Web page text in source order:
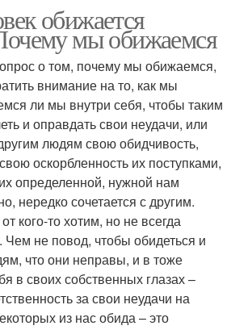
обижается
мы обижаемся
о том, почему мы обижаемся,
внимание на то, как мы
ли мы внутри себя, чтобы таким
и оправдать свои неудачи, или
людям свою обидчивость,
оскорбленность их поступками,
определенной, нужной нам
нередко сочетается с другим.
кого-то хотим, но не всегда
не повод, чтобы обидеться и
что они неправы, и в тоже
в своих собственных глазах –
за свои неудачи на
из нас обида – это